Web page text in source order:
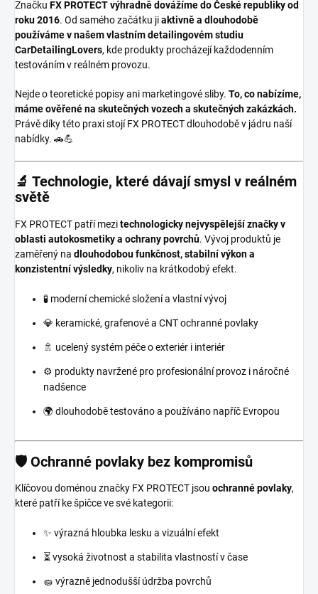
Značku FX PROTECTvýhradně dovážíme do České republiky od
roku 2016. Od samého začátku jiaktivně a dlouhodobě
používáme v našem vlastním detailingovém studiu
CarDetailingLovers, kde produkty procházejí každodenním
testováním v reálném provozu.
Nejde o teoretické popisy ani marketingové sliby. To, co nabízíme,
máme ověřené na skutečných vozech a skutečných zakázkách.
Právě díky této praxi stojí FX PROTECT dlouhodobě v jádru naší
nabídky. 🚗💪
🔬 Technologie, které dávají smysl v reálném
světě
FX PROTECT patří mezitechnologicky nejvyspělejší značky v
oblasti autokosmetiky a ochrany povrchů. Vývoj produktů je
zaměřený na dlouhodobou funkčnost, stabilní výkon a
konzistentní výsledky, nikoliv na krátkodobý efekt.
🧪 moderní chemické složení a vlastní vývoj
💎 keramické, grafenové a CNT ochranné povlaky
🚿 ucelený systém péče o exteriér i interiér
⚙️ produkty navržené pro profesionální provoz i náročné
nadšence
🌍 dlouhodobě testováno a používáno napříč Evropou
🛡️ Ochranné povlaky bez kompromisů
Klíčovou doménou značky FX PROTECT jsou ochranné povlaky,
které patří ke špičce ve své kategorii:
✨ výrazná hloubka lesku a vizuální efekt
⏳ vysoká životnost a stabilita vlastností v čase
🧽 výrazně jednodušší údržba povrchů